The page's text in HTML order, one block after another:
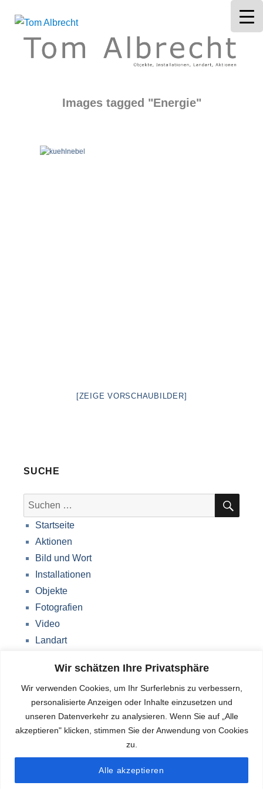
Wir schätzen Ihre Privatsphäre
Wir verwenden Cookies, um Ihr Surferlebnis zu verbessern,
personalisierte Anzeigen oder Inhalte einzusetzen und
unseren Datenverkehr zu analysieren. Wenn Sie auf „Alle
akzeptieren" klicken, stimmen Sie der Anwendung von Cookies
zu.
Alle akzeptieren
Tom Albrecht
Images tagged "Energie"
[ZEIGE VORSCHAUBILDER]
SUCHE
Suche
nach:
Startseite
Aktionen
Bild und Wort
Installationen
Objekte
Fotografien
Video
Landart
Über mich
Impressum
Datenschutzerklärung
Blog
Deutsch